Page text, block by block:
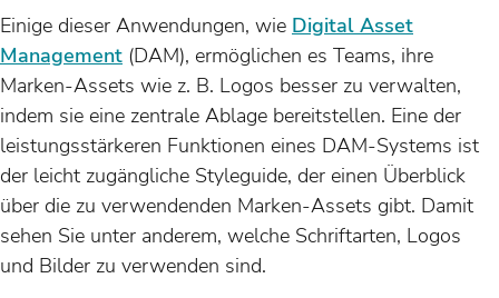
Einige dieser Anwendungen, wie Digital Asset
Management (DAM), ermöglichen es Teams, ihre
Marken-Assets wie z. B. Logos besser zu verwalten,
indem sie eine zentrale Ablage bereitstellen. Eine der
leistungsstärkeren Funktionen eines DAM-Systems ist
der leicht zugängliche Styleguide, der einen Überblick
über die zu verwendenden Marken-Assets gibt. Damit
sehen Sie unter anderem, welche Schriftarten, Logos
und Bilder zu verwenden sind.